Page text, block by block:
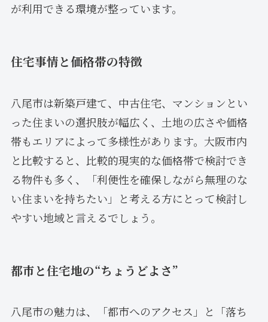
が利用できる環境が整っています。
住宅事情と価格帯の特徴
八尾市は新築戸建て、中古住宅、マンションとい
った住まいの選択肢が幅広く、土地の広さや価格
帯もエリアによって多様性があります。大阪市内
と比較すると、比較的現実的な価格帯で検討でき
る物件も多く、「利便性を確保しながら無理のな
い住まいを持ちたい」と考える方にとって検討し
やすい地域と言えるでしょう。
都市と住宅地の“ちょうどよさ”
八尾市の魅力は、「都市へのアクセス」と「落ち